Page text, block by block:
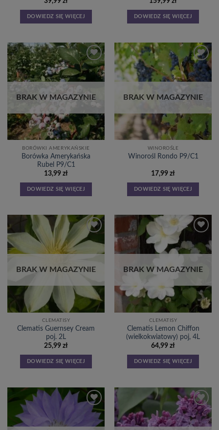
DOWIEDZ SIĘ WIĘCEJ DOWIEDZ SIĘ WIĘCEJ
Dodaj
do
listy
BRAK W MAGAZYNIE
BORÓWKI AMERYKAŃSKIE
Borówka Amerykańska
Rubel P9/C1
13,99 zł
DOWIEDZ SIĘ WIĘCEJ
Dodaj
do
listy
BRAK W MAGAZYNIE
WINOROŚLE
Winorośl Rondo P9/C1
17,99 zł
DOWIEDZ SIĘ WIĘCEJ
Dodaj
listy
BRAK W MAGAZYNIE
CLEMATISY
Clematis Guernsey Cream
poj. 2L
25,99 zł
DOWIEDZ SIĘ WIĘCEJ
listy
BRAK W MAGAZYNIE
CLEMATISY
Clematis Lemon Chiffon
(wielkokwiatowy) poj, 4L
64,99 zł
DOWIEDZ SIĘ WIĘCEJ
Dodaj
listy
Dodaj
do
listy